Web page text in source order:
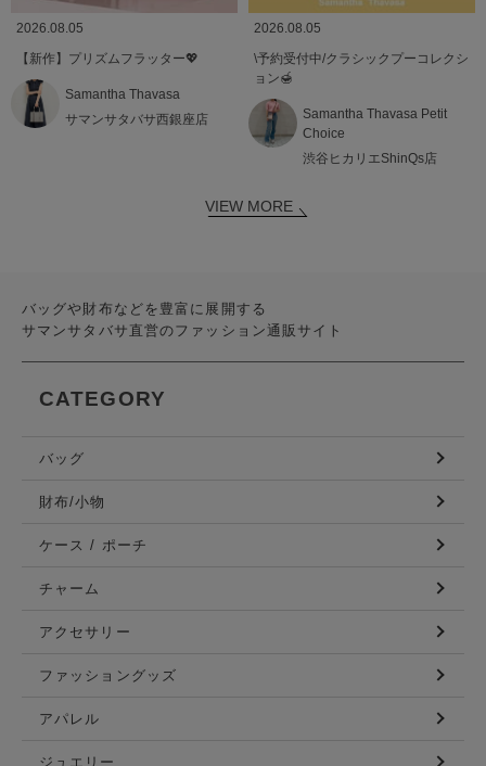
2026.08.05
【新作】プリズムフラッター💖
Samantha Thavasa
サマンサタバサ西銀座店
2026.08.05
\予約受付中/クラシックプーコレクシ
ョン🍯
Samantha Thavasa Petit
Choice
渋谷ヒカリエShinQs店
VIEW MORE
バッグや財布などを豊富に展開する
サマンサタバサ直営のファッション通販サイト
CATEGORY
バッグ
財布/小物
ケース / ポーチ
チャーム
アクセサリー
ファッショングッズ
アパレル
ジュエリー